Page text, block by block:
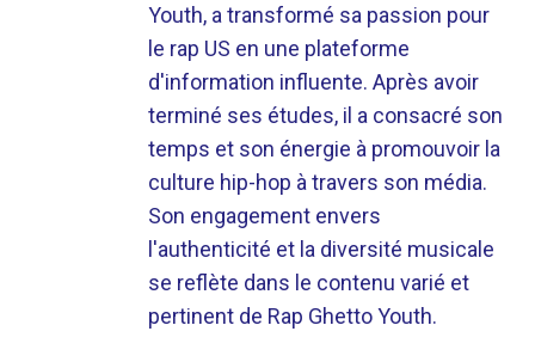
Youth, a transformé sa passion pour
le rap US en une plateforme
d'information influente. Après avoir
terminé ses études, il a consacré son
temps et son énergie à promouvoir la
culture hip-hop à travers son média.
Son engagement envers
l'authenticité et la diversité musicale
se reflète dans le contenu varié et
pertinent de Rap Ghetto Youth.